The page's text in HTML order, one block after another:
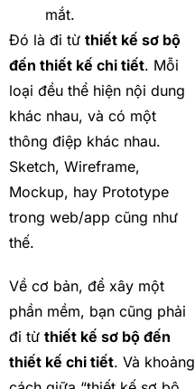
mắt.
Đó là đi từ thiết kế sơ bộ
đến thiết kế chi tiết. Mỗi
loại đều thể hiện nội dung
khác nhau, và có một
thông điệp khác nhau.
Sketch, Wireframe,
Mockup, hay Prototype
trong web/app cũng như
thế.
Về cơ bản, để xây một
phần mềm, bạn cũng phải
đi từ thiết kế sơ bộ đến
thiết kế chi tiết. Và khoảng